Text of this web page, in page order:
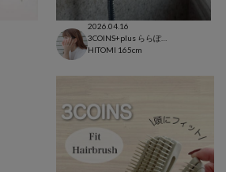
2026.04.16
3COINS+plus ららぽーと和泉店
HITOMI 165cm